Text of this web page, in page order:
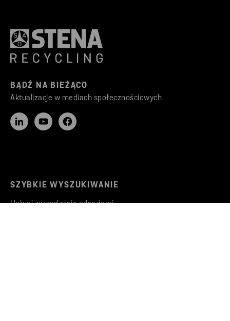
BĄDŹ NA BIEŻĄCO
Aktualizacje w mediach społecznościowych
SZYBKIE WYSZUKIWANIE
Usługi zarządzania odpadami